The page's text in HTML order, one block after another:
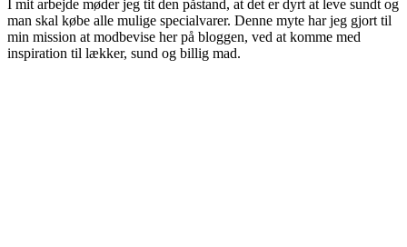
I mit arbejde møder jeg tit den påstand, at det er dyrt at leve sundt og
man skal købe alle mulige specialvarer. Denne myte har jeg gjort til
min mission at modbevise her på bloggen, ved at komme med
inspiration til lækker, sund og billig mad.